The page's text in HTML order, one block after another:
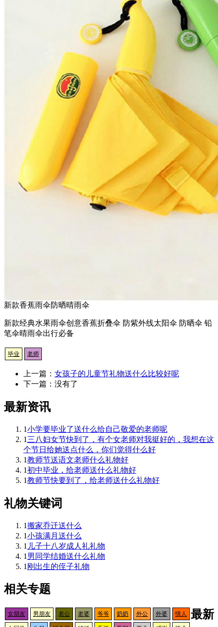
新款香蕉雨伞防晒晴雨伞
新款经典水果雨伞创意香蕉折叠伞 防紫外线太阳伞 防晒伞 铅
笔伞晴雨伞出行必备
毕业 老师
上一篇： 女孩子的儿童节礼物送什么比较好呢
下一篇：没有了
最新资讯
1小学要毕业了送什么给自己敬爱的老师呢
1 三八妇女节快到了，有个女老师对我挺好的，我想在这
个节日给她送点什么，你们觉得什么好
1教师节送语文老师什么礼物好
1初中毕业，给老师送什么礼物好
1教师节快要到了，给老师送什么礼物好
礼物关键词
1搬家乔迁送什么
1小孩满月送什么
1 儿子十八岁成人礼礼物
1 男同学结婚送什么礼物
1 刚出生的侄子礼物
相关专题
女朋友 男朋友 老公 老婆 爷爷 奶奶 外公 外婆 情人 最新